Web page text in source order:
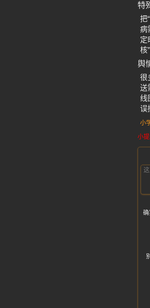
特
把
病
定
核
舆
很
送
线
误
小
小
确